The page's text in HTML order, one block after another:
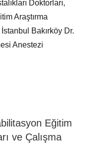
Doktorları,
Araştırma
Bakırköy Dr.
Anestezi
Eğitim
ve Çalışma